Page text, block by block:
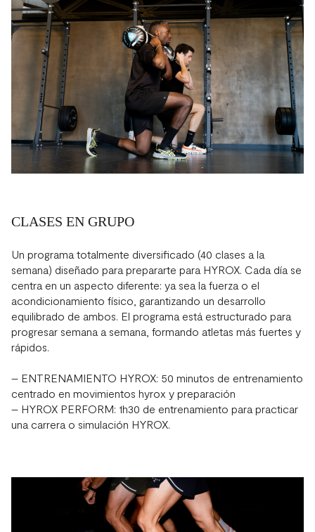
CLASES EN GRUPO
Un programa totalmente diversificado (40 clases a la
semana) diseñado para prepararte para HYROX. Cada día se
centra en un aspecto diferente: ya sea la fuerza o el
acondicionamiento físico, garantizando un desarrollo
equilibrado de ambos. El programa está estructurado para
progresar semana a semana, formando atletas más fuertes y
rápidos.
– ENTRENAMIENTO HYROX: 50 minutos de entrenamiento
centrado en movimientos hyrox y preparación
– HYROX PERFORM: 1h30 de entrenamiento para practicar
una carrera o simulación HYROX.